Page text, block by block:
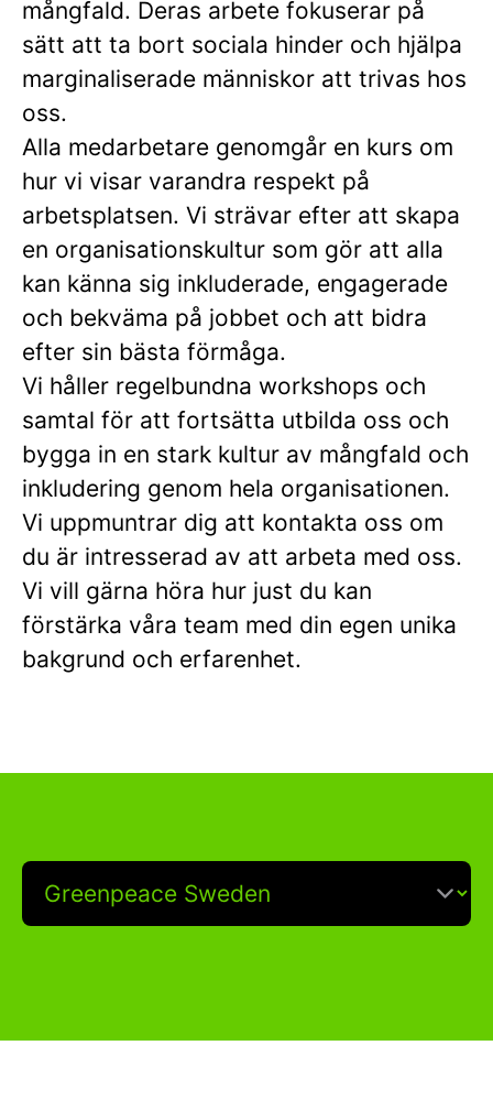
mångfald. Deras arbete fokuserar på
sätt att ta bort sociala hinder och hjälpa
marginaliserade människor att trivas hos
oss.
Alla medarbetare genomgår en kurs om
hur vi visar varandra respekt på
arbetsplatsen. Vi strävar efter att skapa
en organisationskultur som gör att alla
kan känna sig inkluderade, engagerade
och bekväma på jobbet och att bidra
efter sin bästa förmåga.
Vi håller regelbundna workshops och
samtal för att fortsätta utbilda oss och
bygga in en stark kultur av mångfald och
inkludering genom hela organisationen.
Vi uppmuntrar dig att kontakta oss om
du är intresserad av att arbeta med oss.
Vi vill gärna höra hur just du kan
förstärka våra team med din egen unika
bakgrund och erfarenhet.